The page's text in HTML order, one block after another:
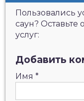
Пользовались
саун? Оставьте
услуг:
Добавить
Имя *